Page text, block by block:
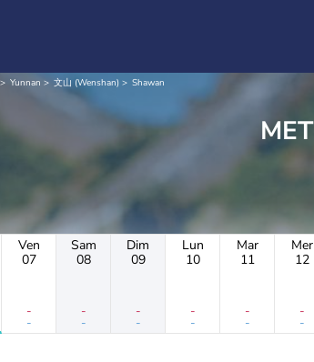
Yunnan 文山 (Wenshan) Shawan
Ven
07
-
-
Sam
08
-
-
Dim
09
-
-
Lun
10
-
-
Mar
11
-
-
Mer
12
-
-